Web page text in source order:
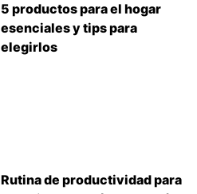
5 productos para el hogar
esenciales y tips para
elegirlos
Rutina de productividad para